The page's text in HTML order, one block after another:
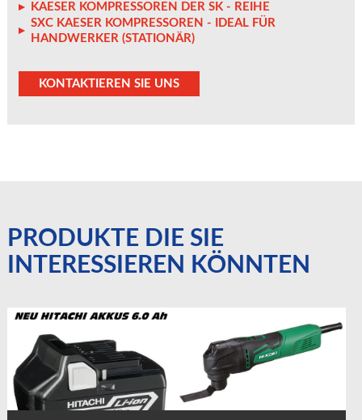
KAESER KOMPRESSOREN DER SK - REIHE
SXC KAESER KOMPRESSOREN - IDEAL FÜR
HANDWERKER (STATIONÄR)
KONTAKTIEREN SIE UNS
PRODUKTE DIE SIE
INTERESSIEREN KÖNNTEN